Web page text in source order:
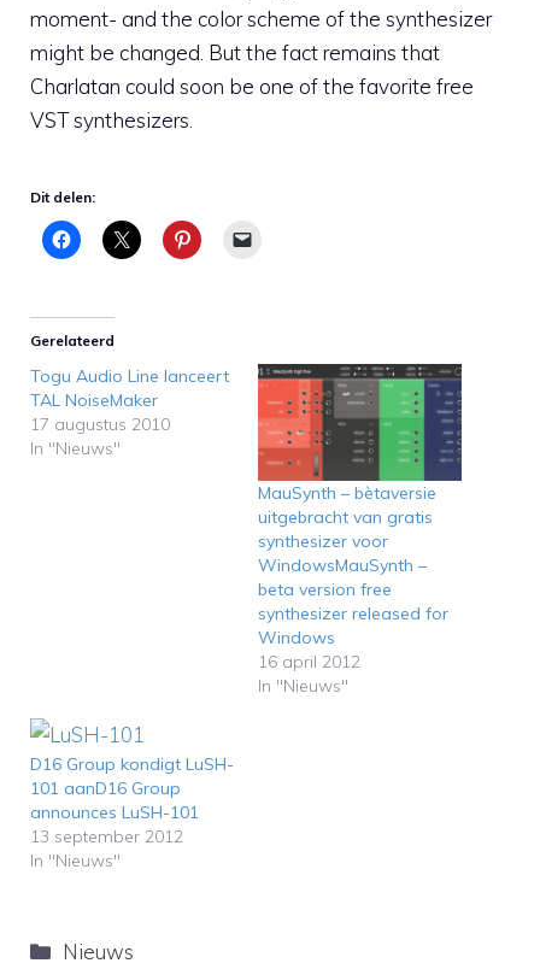
moment- and the color scheme of the synthesizer
might be changed. But the fact remains that
Charlatan could soon be one of the favorite free
VST synthesizers.
Dit delen:
Gerelateerd
Togu Audio Line lanceert
TAL NoiseMaker
17 augustus 2010
In "Nieuws"
MauSynth – bètaversie
uitgebracht van gratis
synthesizer voor
WindowsMauSynth –
beta version free
synthesizer released for
Windows
16 april 2012
In "Nieuws"
D16 Group kondigt LuSH-
101 aanD16 Group
announces LuSH-101
13 september 2012
In "Nieuws"
Categorieën
Nieuws